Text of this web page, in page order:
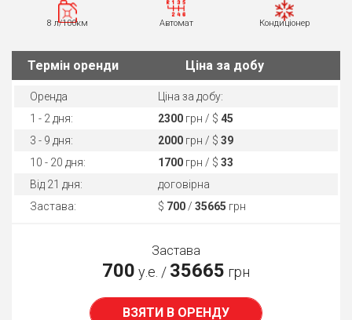
8 л/100км Автомат Кондиціонер
Термін оренди Ціна за добу
Оренда
Ціна за добу:
1 - 2 дня:
2300 грн / $ 45
3 - 9 дня:
2000 грн / $ 39
10 - 20 дня:
1700 грн / $ 33
Від 21 дня:
договірна
Застава:
$ 700 / 35665 грн
Застава
700 у.е. / 35665 грн
ВЗЯТИ В ОРЕНДУ